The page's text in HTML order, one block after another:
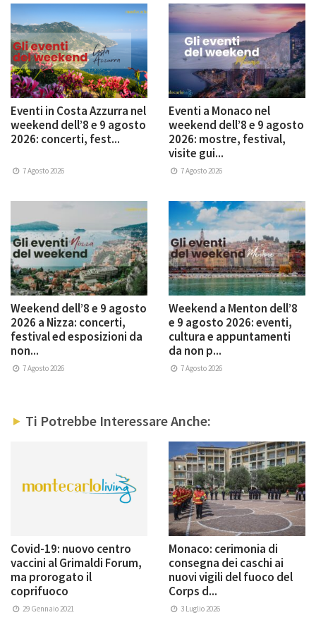
Eventi in Costa Azzurra nel
weekend dell’8 e 9 agosto
2026: concerti, fest...
7 Agosto 2026
Eventi a Monaco nel
weekend dell’8 e 9 agosto
2026: mostre, festival,
visite gui...
7 Agosto 2026
Weekend dell’8 e 9 agosto
2026 a Nizza: concerti,
festival ed esposizioni da
non...
7 Agosto 2026
Weekend a Menton dell’8
e 9 agosto 2026: eventi,
cultura e appuntamenti
da non p...
7 Agosto 2026
Ti Potrebbe Interessare Anche:
Covid-19: nuovo centro
vaccini al Grimaldi Forum,
ma prorogato il
coprifuoco
29 Gennaio 2021
Monaco: cerimonia di
consegna dei caschi ai
nuovi vigili del fuoco del
Corps d...
3 Luglio 2026